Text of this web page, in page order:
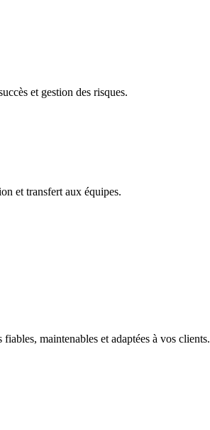
et gestion des risques.
et transfert aux équipes.
maintenables et adaptées à vos clients.